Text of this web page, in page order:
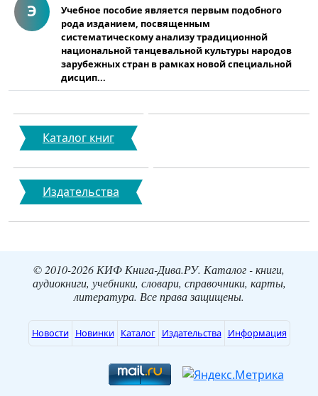
Э
Учебное пособие является первым подобного
рода изданием, посвященным
систематическому анализу традиционной
национальной танцевальной культуры народов
зарубежных стран в рамках новой специальной
дисцип...
Каталог книг
Издательства
© 2010-2026 КИФ Книга-Дива.РУ. Каталог - книги,
аудиокниги, учебники, словари, справочники, карты,
литература. Все права защищены.
Новости Новинки Каталог Издательства Информация